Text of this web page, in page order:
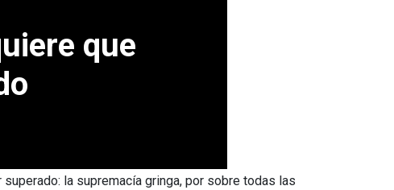
que
la supremacía gringa, por sobre todas las